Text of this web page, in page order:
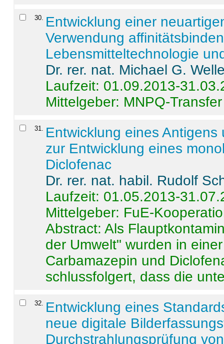
30. Entwicklung einer
Verwendung
Lebensmitteltechnologie
Dr. rer. nat. Michael G.
Laufzeit: 01.09.2013-
Mittelgeber: MNPQ-Transfer
31. Entwicklung eines
zur Entwicklung eines
Diclofenac
Dr. rer. nat. habil. Rudolf
Laufzeit: 01.05.2013-
Mittelgeber: FuE-
Abstract:Als
der Umwelt" wurden in
Carbamazepin und
schlussfolgert, dass die
32. Entwicklung eines
neue digitale
Durchstrahlungsprüfung